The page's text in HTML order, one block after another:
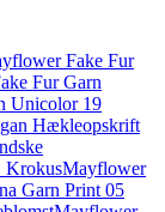
Fake Fur
Fur Garn
Unicolor 19
Hækleopskrift
KrokusMayflower
Garn Print 05